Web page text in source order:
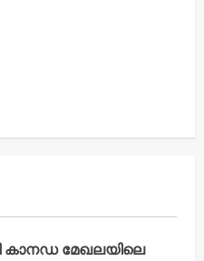
കാനഡ മേഖലയിലെ